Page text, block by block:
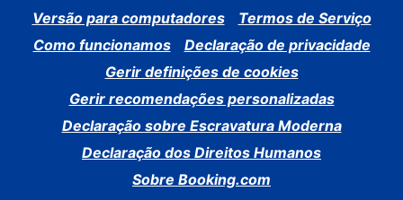
Versão para computadores
Termos de Serviço
Como funcionamos
Declaração de privacidade
Gerir definições de cookies
Gerir recomendações personalizadas
Declaração sobre Escravatura Moderna
Declaração dos Direitos Humanos
Sobre Booking.com